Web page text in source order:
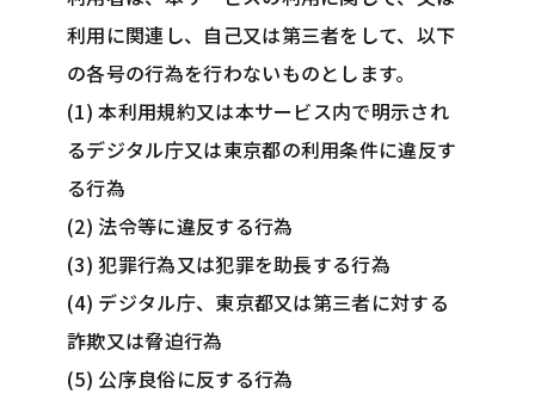
利用に関連し、自己又は第三者をして、以下
の各号の行為を行わないものとします。
(1) 本利用規約又は本サービス内で明示され
るデジタル庁又は東京都の利用条件に違反す
る行為
(2) 法令等に違反する行為
(3) 犯罪行為又は犯罪を助長する行為
(4) デジタル庁、東京都又は第三者に対する
詐欺又は脅迫行為
(5) 公序良俗に反する行為